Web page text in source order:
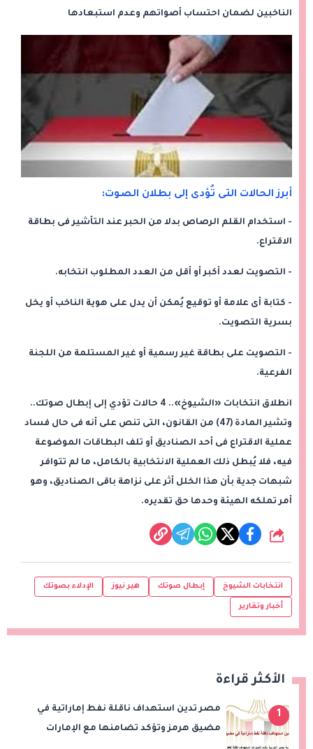
الناخبين لضمان احتساب أصواتهم وعدم استبعادها
أبرز الحالات التى تُؤدى إلى بطلان الصوت:
- استخدام القلم الرصاص بدلا من الحبر عند التأشير فى بطاقة
الاقتراع.
- التصويت لعدد أكبر أو أقل من العدد المطلوب انتخابه.
- كتابة أى علامة أو توقيع يُمكن أن يدل على هوية الناخب أو يخل
بسرية التصويت.
- التصويت على بطاقة غير رسمية أو غير المستلمة من اللجنة
الفرعية.
انطلاق انتخابات «الشيوخ».. 4 حالات تؤدي إلى إبطال صوتك..
وتشير المادة (47) من القانون، التى تنص على أنه فى حال فساد
عملية الاقتراع فى أحد الصناديق أو تلف البطاقات الموضوعة
فيه، فلا يُبطل ذلك العملية الانتخابية بالكامل، ما لم تتوافر
شبهات جدية بأن هذا الخلل أثر على نزاهة باقى الصناديق، وهو
أمر تملكه الهيئة وحدها حق تقديره.
شارك
انتخابات الشيوخ إبطال صوتك هير نيوز الإدلاء بصوتك
أخبار وتقارير
الأكثر قراءة
1
مصر تدين استهداف ناقلة نفط إماراتية في
مضيق هرمز وتؤكد تضامنها مع الإمارات